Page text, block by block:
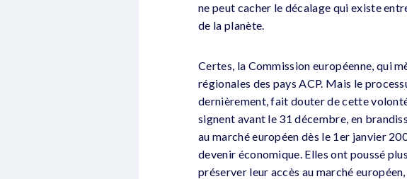
ne peut cacher le décalage qui existe
de la planète.
Certes, la Commission européenne, qui
régionales des pays ACP. Mais le
dernièrement, fait douter de cette
signent avant le 31 décembre, en
au marché européen dès le 1er janvier
devenir économique. Elles ont poussé
préserver leur accès au marché